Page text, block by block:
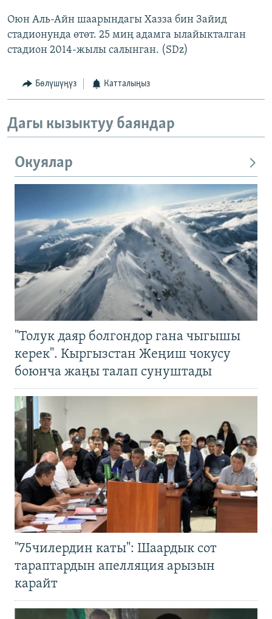
Оюн Аль-Айн шаарындагы Хазза бин Зайид
стадионунда өтөт. 25 миң адамга ылайыкталган
стадион 2014-жылы салынган. (SDz)
Бөлүшүңүз Катталыңыз
Дагы кызыктуу баяндар
Окуялар
"Толук даяр болгондор гана чыгышы
керек". Кыргызстан Жеңиш чокусу
боюнча жаңы талап сунуштады
"75чилердин каты": Шаардык сот
тараптардын апелляция арызын
карайт